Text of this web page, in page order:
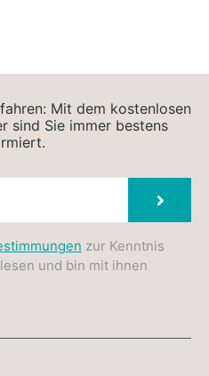
Mit dem kostenlosen
sind Sie immer bestens
zur Kenntnis
und bin mit ihnen